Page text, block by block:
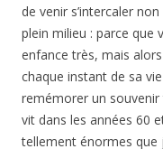
de venir s’intercaler
plein milieu : parce que
enfance très, mais
chaque instant de sa
remémorer un souvenir
vit dans les années 60
tellement énormes que